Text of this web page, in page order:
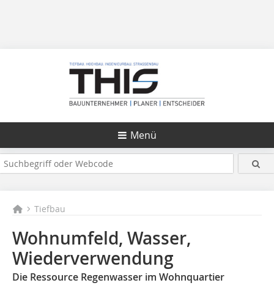
Menü
Tiefbau
Wohnumfeld, Wasser,
Wiederverwendung
Die Ressource Regenwasser im Wohnquartier